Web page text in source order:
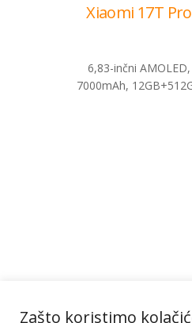
Xiaomi 17T Pro
6,83-inčni AMOLED,
7000mAh,
Arhiva vijesti
Zašto koristimo